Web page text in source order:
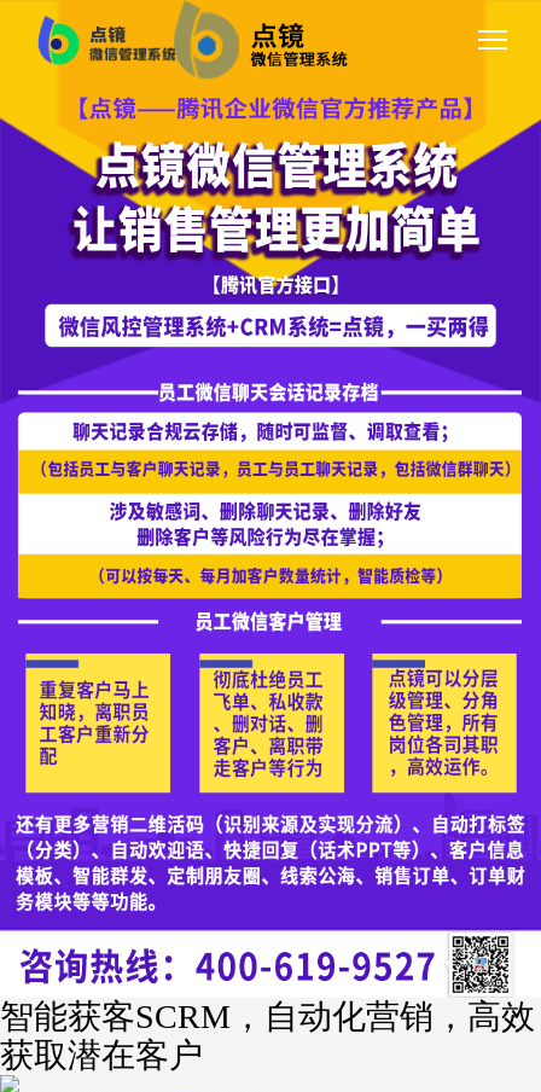
智能获客SCRM，自动化营销，高效
获取潜在客户